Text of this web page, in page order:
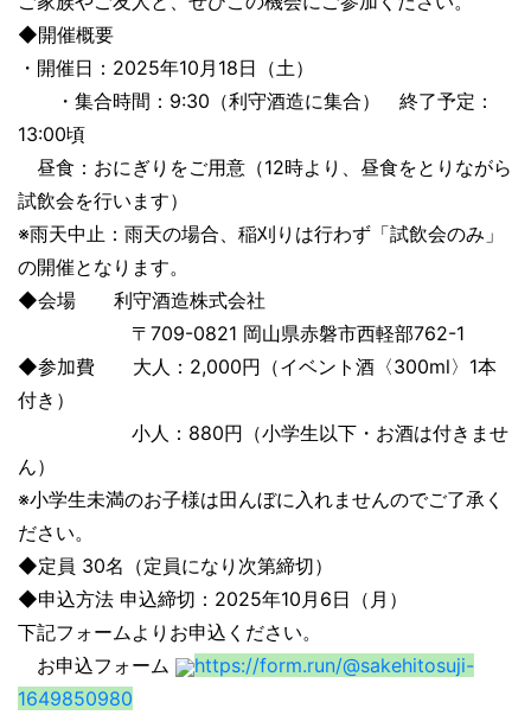
◆開催概要
・開催日：2025年10月18日（土）
・集合時間：9:30（利守酒造に集合） 終了予定：
13:00頃
昼食：おにぎりをご用意（12時より、昼食をとりながら
試飲会を行います）
※雨天中止：雨天の場合、稲刈りは行わず「試飲会のみ」
の開催となります。
◆会場 利守酒造株式会社
〒709-0821 岡山県赤磐市西軽部762-1
◆参加費 大人：2,000円（イベント酒〈300ml〉1本
付き）
小人：880円（小学生以下・お酒は付きませ
ん）
※小学生未満のお子様は田んぼに入れませんのでご了承く
ださい。
◆定員 30名（定員になり次第締切）
◆申込方法 申込締切：2025年10月6日（月）
下記フォームよりお申込ください。
お申込フォーム
https://form.run/@sakehitosuji-
1649850980